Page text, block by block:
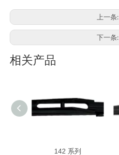
上一条:
下一条:
相关产品
142 系列